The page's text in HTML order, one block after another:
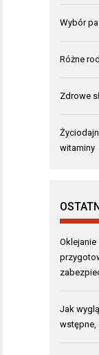
Wybór
Różne
Zdrowe
witaminy
Jak
wstępne,